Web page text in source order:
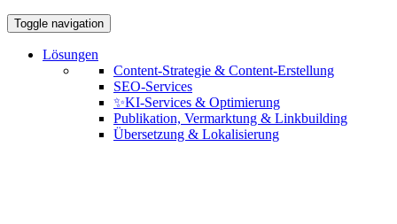
Toggle navigation
Lösungen
Content-Strategie & Content-Erstellung
SEO-Services
✨KI-Services & Optimierung
Publikation, Vermarktung & Linkbuilding
Übersetzung & Lokalisierung